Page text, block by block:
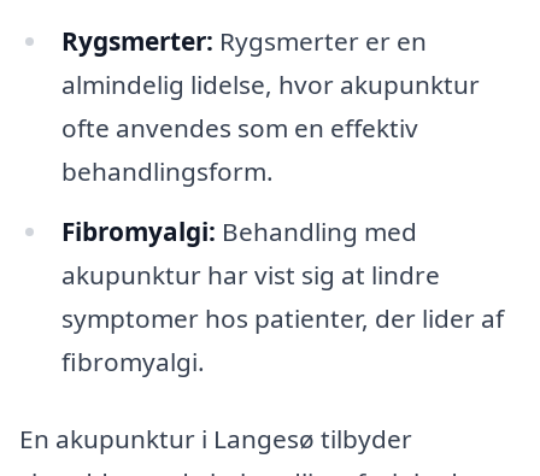
Rygsmerter: Rygsmerter er en
almindelig lidelse, hvor akupunktur
ofte anvendes som en effektiv
behandlingsform.
Fibromyalgi: Behandling med
akupunktur har vist sig at lindre
symptomer hos patienter, der lider af
fibromyalgi.
En akupunktur i Langesø tilbyder